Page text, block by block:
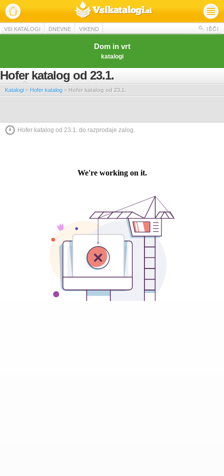
VSI KATALOGI DNEVNE VIKEND IŠČI
Dom in vrt
katalogi
Hofer katalog od 23.1.
Katalogi » Hofer katalog » Hofer katalog od 23.1.
Hofer katalog od 23.1. do razprodaje zalog.